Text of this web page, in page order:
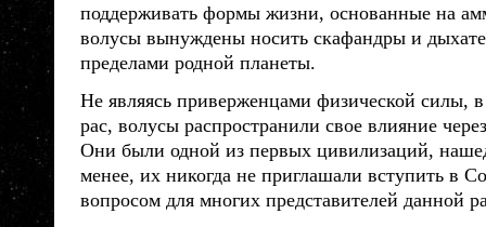
поддерживать формы жизни, основанные на
волусы вынуждены носить скафандры и
пределами родной планеты.
Не являясь приверженцами физической силы,
рас, волусы распространили свое влияние
Они были одной из первых цивилизаций,
менее, их никогда не приглашали вступить в
вопросом для многих представителей данной